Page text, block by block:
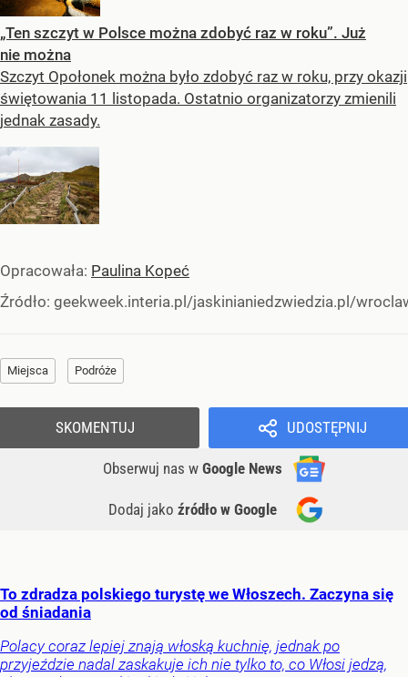
„Ten szczyt w Polsce można zdobyć raz w roku”. Już
nie można
Szczyt Opołonek można było zdobyć raz w roku, przy okazji
świętowania 11 listopada. Ostatnio organizatorzy zmienili
jednak zasady.
Opracowała: Paulina Kopeć
Źródło: geekweek.interia.pl/jaskinianiedzwiedzia.pl/
Miejsca Podróże
UDOSTĘPNIJ
Obserwuj nas w Google News
Dodaj jako źródło w Google
SKOMENTUJ
To zdradza polskiego turystę we Włoszech. Zaczyna się
od śniadania
Polacy coraz lepiej znają włoską kuchnię, jednak po
przyjeździe nadal zaskakuje ich nie tylko to, co Włosi jedzą,